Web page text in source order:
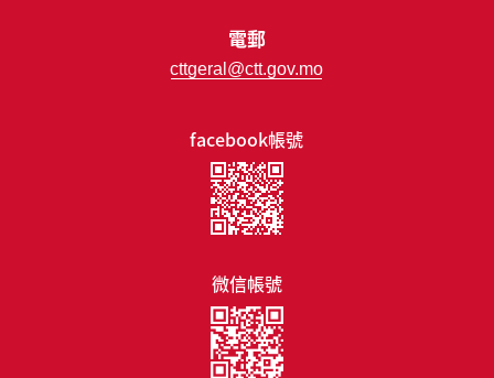
facebook帳號
微信帳號
電郵
cttgeral@ctt.gov.mo